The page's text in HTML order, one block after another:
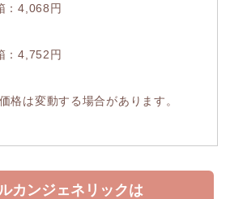
：4,068円
：4,752円
格は変動する場合があります。
カンジェネリックは